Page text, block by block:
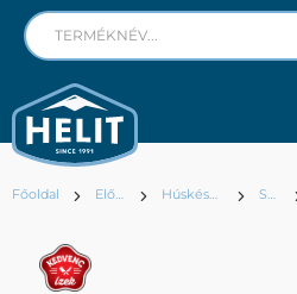
Főoldal Előhűtött Húskészítmények Sonka